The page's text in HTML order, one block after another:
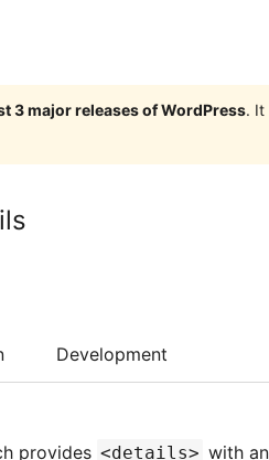
3 major releases of WordPress. It
Development
provides <details> with